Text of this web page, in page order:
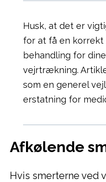
Husk, at det er
for at få en korrekt
behandling for
vejrtrækning.
som en generel
erstatning for
Afkølende
Hvis smerterne ved